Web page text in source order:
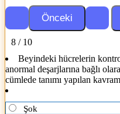
8 / 10
Beyindeki hücrelerin
anormal deşarjlarına bağlı
cümlede tanımı yapılan
Şok